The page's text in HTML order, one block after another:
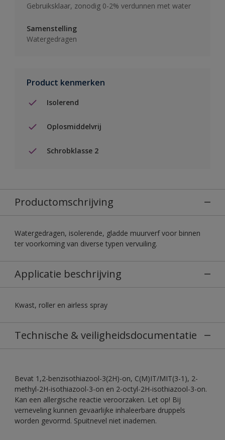
Gebruiksklaar, zonodig 0-2% verdunnen met water
Samenstelling
Watergedragen
Product kenmerken
Isolerend
Oplosmiddelvrij
Schrobklasse 2
Productomschrijving
Watergedragen, isolerende, gladde muurverf voor binnen
ter voorkoming van diverse typen vervuiling.
Applicatie beschrijving
Kwast, roller en airless spray
Technische & veiligheidsdocumentatie
Bevat 1,2-benzisothiazool-3(2H)-on, C(M)IT/MIT(3-1), 2-
methyl-2H-isothiazool-3-on en 2-octyl-2H-isothiazool-3-on.
Kan een allergische reactie veroorzaken. Let op! Bij
verneveling kunnen gevaarlijke inhaleerbare druppels
worden gevormd. Spuitnevel niet inademen.